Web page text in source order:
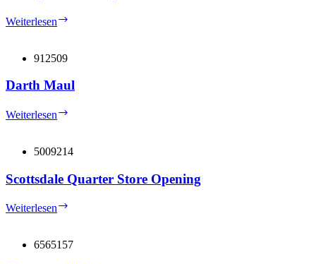
Weiterlesen
912509
Darth Maul
Weiterlesen
5009214
Scottsdale Quarter Store Opening
Weiterlesen
Opening
6565157